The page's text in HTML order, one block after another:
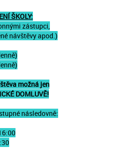
ŠKOLY:
zástupci,
návštěvy apod.)
možná jen
DOMLUVĚ!
následovně: